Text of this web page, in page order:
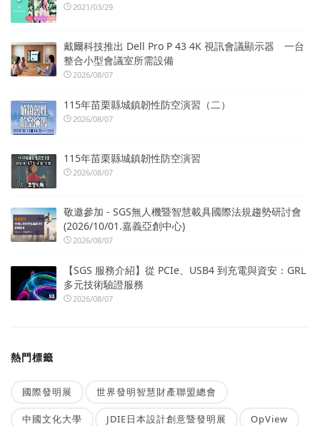
2021/03/29
戴爾科技推出 Dell Pro P 43 4K 視訊會議顯示器 一台
整合小型會議室所需設備
2026/08/07
115年苗栗縣城鎮韌性防空演習（二）
2026/08/07
115年苗栗縣城鎮韌性防空演習
2026/08/07
敬邀參加 - SGS無人機暨智慧載具國際法規趨勢研討會
(2026/10/01.嘉義亞創中心)
2026/08/07
【SGS 服務介紹】從 PCIe、USB4 到充電與資安：GRL
多元技術驗證服務
2026/08/07
熱門標籤
國際發明展 世界發明智慧財產聯盟總會
中國文化大學 JDIE日本設計創意暨發明展 OpView